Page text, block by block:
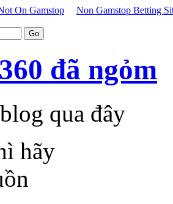
On Gamstop Non Gamstop Betting
đã ngỏm
qua đây
hãy